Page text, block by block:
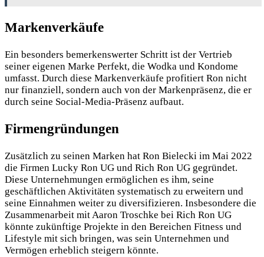
Markenverkäufe
Ein besonders bemerkenswerter Schritt ist der Vertrieb
seiner eigenen Marke Perfekt, die Wodka und Kondome
umfasst. Durch diese Markenverkäufe profitiert Ron nicht
nur finanziell, sondern auch von der Markenpräsenz, die er
durch seine Social-Media-Präsenz aufbaut.
Firmengründungen
Zusätzlich zu seinen Marken hat Ron Bielecki im Mai 2022
die Firmen Lucky Ron UG und Rich Ron UG gegründet.
Diese Unternehmungen ermöglichen es ihm, seine
geschäftlichen Aktivitäten systematisch zu erweitern und
seine Einnahmen weiter zu diversifizieren. Insbesondere die
Zusammenarbeit mit Aaron Troschke bei Rich Ron UG
könnte zukünftige Projekte in den Bereichen Fitness und
Lifestyle mit sich bringen, was sein Unternehmen und
Vermögen erheblich steigern könnte.